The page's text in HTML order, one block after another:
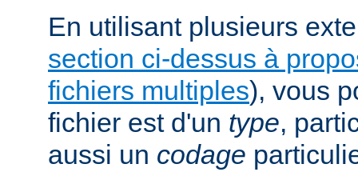
En utilisant plusieurs
section ci-dessus à
fichiers multiples), vous
fichier est d'un type,
aussi un codage